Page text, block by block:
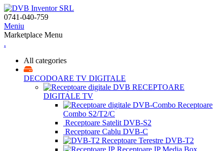
0741-040-759
Meniu
Marketplace Menu
.
All categories
DECODOARE TV DIGITALE
RECEPTOARE
DIGITALE TV
Receptoare
Combo S2/T2/C
Receptoare Satelit DVB-S2
Receptoare Cablu DVB-C
Receptoare Terestre DVB-T2
Receptoare IP Media Box